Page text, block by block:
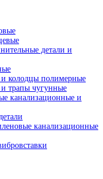
детали и
колодцы полимерные
трапы чугунные
канализационные и
канализационные